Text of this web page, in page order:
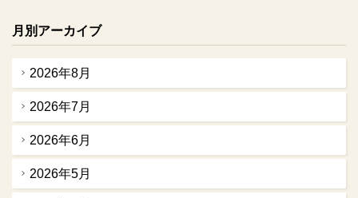
月別アーカイブ
2026年8月
2026年7月
2026年6月
2026年5月